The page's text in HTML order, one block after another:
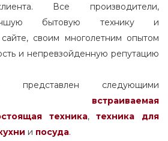
Все производители,
бытовую технику и
своим многолетним опытом
и непревзойденную репутацию
представлен следующими
встраиваемая
техника,
техника для
и посуда.